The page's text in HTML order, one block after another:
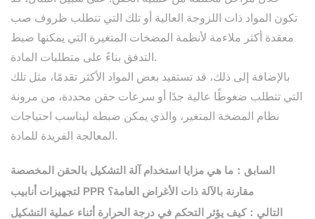
تكون المواد ذات اللزوجة العالية أو تلك التي تتطلب ظروف صب
معقدة أكثر ملاءمة لأنظمة المضخات المتغيرة التي يمكنها ضبط
التدفق بناءً على متطلبات المادة.
بالإضافة إلى ذلك، قد تستفيد بعض المواد الأكثر تقدمًا، مثل تلك
التي تتطلب ضغوطًا عالية جدًا أو سرعات حقن محددة، من مرونة
نظام المضخة المتغير، والذي يمكن ضبطه ليناسب احتياجات
المعالجة الفريدة للمادة.
السابق：ما هي مزايا استخدام آلة التشكيل بالحقن المخصصة
لتجهيزات أنابيب PPR مقارنة بالآلة ذات الأغراض العامة؟
التالي：كيف يؤثر التحكم في درجة الحرارة أثناء عملية التشكيل